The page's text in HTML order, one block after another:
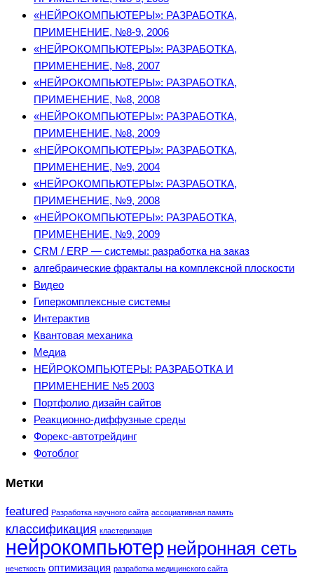
«НЕЙРОКОМПЬЮТЕРЫ»: РАЗРАБОТКА,
ПРИМЕНЕНИЕ, №8-9, 2006
«НЕЙРОКОМПЬЮТЕРЫ»: РАЗРАБОТКА,
ПРИМЕНЕНИЕ, №8, 2007
«НЕЙРОКОМПЬЮТЕРЫ»: РАЗРАБОТКА,
ПРИМЕНЕНИЕ, №8, 2008
«НЕЙРОКОМПЬЮТЕРЫ»: РАЗРАБОТКА,
ПРИМЕНЕНИЕ, №8, 2009
«НЕЙРОКОМПЬЮТЕРЫ»: РАЗРАБОТКА,
ПРИМЕНЕНИЕ, №9, 2004
«НЕЙРОКОМПЬЮТЕРЫ»: РАЗРАБОТКА,
ПРИМЕНЕНИЕ, №9, 2008
«НЕЙРОКОМПЬЮТЕРЫ»: РАЗРАБОТКА,
ПРИМЕНЕНИЕ, №9, 2009
CRM / ERP — системы: разработка на заказ
алгебраические фракталы на комплексной плоскости
Видео
Гиперкомплексные системы
Интерактив
Квантовая механика
Медиа
НЕЙРОКОМПЬЮТЕРЫ: РАЗРАБОТКА И
ПРИМЕНЕНИЕ №5 2003
Портфолио дизайн сайтов
Реакционно-диффузные среды
Форекс-автотрейдинг
Фотоблог
Метки
featured Разработка научного сайта ассоциативная память
классификация кластеризация
нейрокомпьютер нейронная сеть
нечеткость оптимизация разработка медицинского сайта